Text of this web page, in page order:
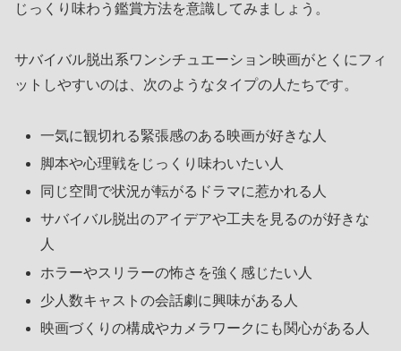
じっくり味わう鑑賞方法を意識してみましょう。
サバイバル脱出系ワンシチュエーション映画がとくにフィ
ットしやすいのは、次のようなタイプの人たちです。
一気に観切れる緊張感のある映画が好きな人
脚本や心理戦をじっくり味わいたい人
同じ空間で状況が転がるドラマに惹かれる人
サバイバル脱出のアイデアや工夫を見るのが好きな
人
ホラーやスリラーの怖さを強く感じたい人
少人数キャストの会話劇に興味がある人
映画づくりの構成やカメラワークにも関心がある人